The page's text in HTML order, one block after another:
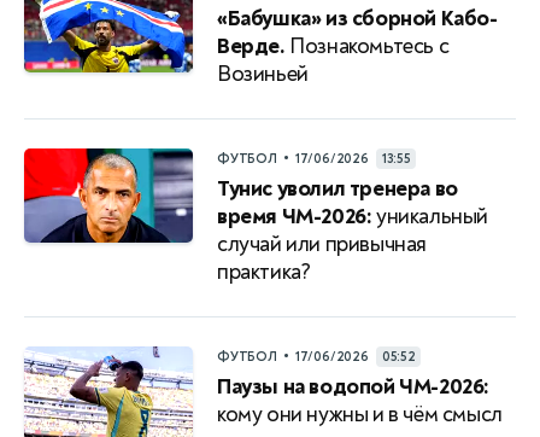
«Бабушка» из сборной Кабо-
Верде. Познакомьтесь с
Возиньей
ФУТБОЛ • 17/06/2026 13:55
Тунис уволил тренера во
время ЧМ-2026:уникальный
случай или привычная
практика?
ФУТБОЛ • 17/06/2026 05:52
Паузы на водопой ЧМ-2026:
кому они нужны и в чём смысл